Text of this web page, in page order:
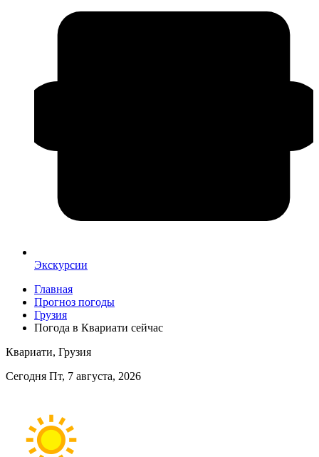
Экскурсии
Главная
Прогноз погоды
Грузия
Погода в Квариати сейчас
Квариати, Грузия
Сегодня Пт, 7 августа, 2026